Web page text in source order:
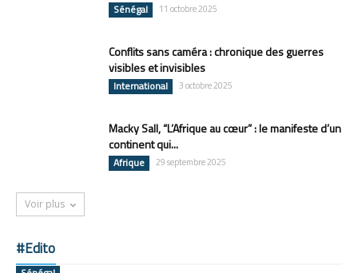
Sénégal 11 octobre 2025
Conflits sans caméra : chronique des guerres
visibles et invisibles
International 3 octobre 2025
Macky Sall, “L’Afrique au cœur” : le manifeste d’un
continent qui...
Afrique 29 septembre 2025
Voir plus
#Edito